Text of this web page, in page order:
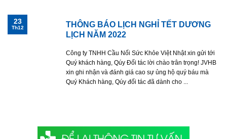
THÔNG BÁO LỊCH NGHỈ TẾT DƯƠNG
LỊCH NĂM 2022
Công ty TNHH Cầu Nối Sức Khỏe Việt Nhật xin gửi tới
Quý khách hàng, Qúy Đối tác lời chào trân trọng! JVHB
xin ghi nhận và đánh giá cao sự ủng hộ quý báu mà
Quý Khách hàng, Qúy đối tác đã dành cho ...
23
Th12